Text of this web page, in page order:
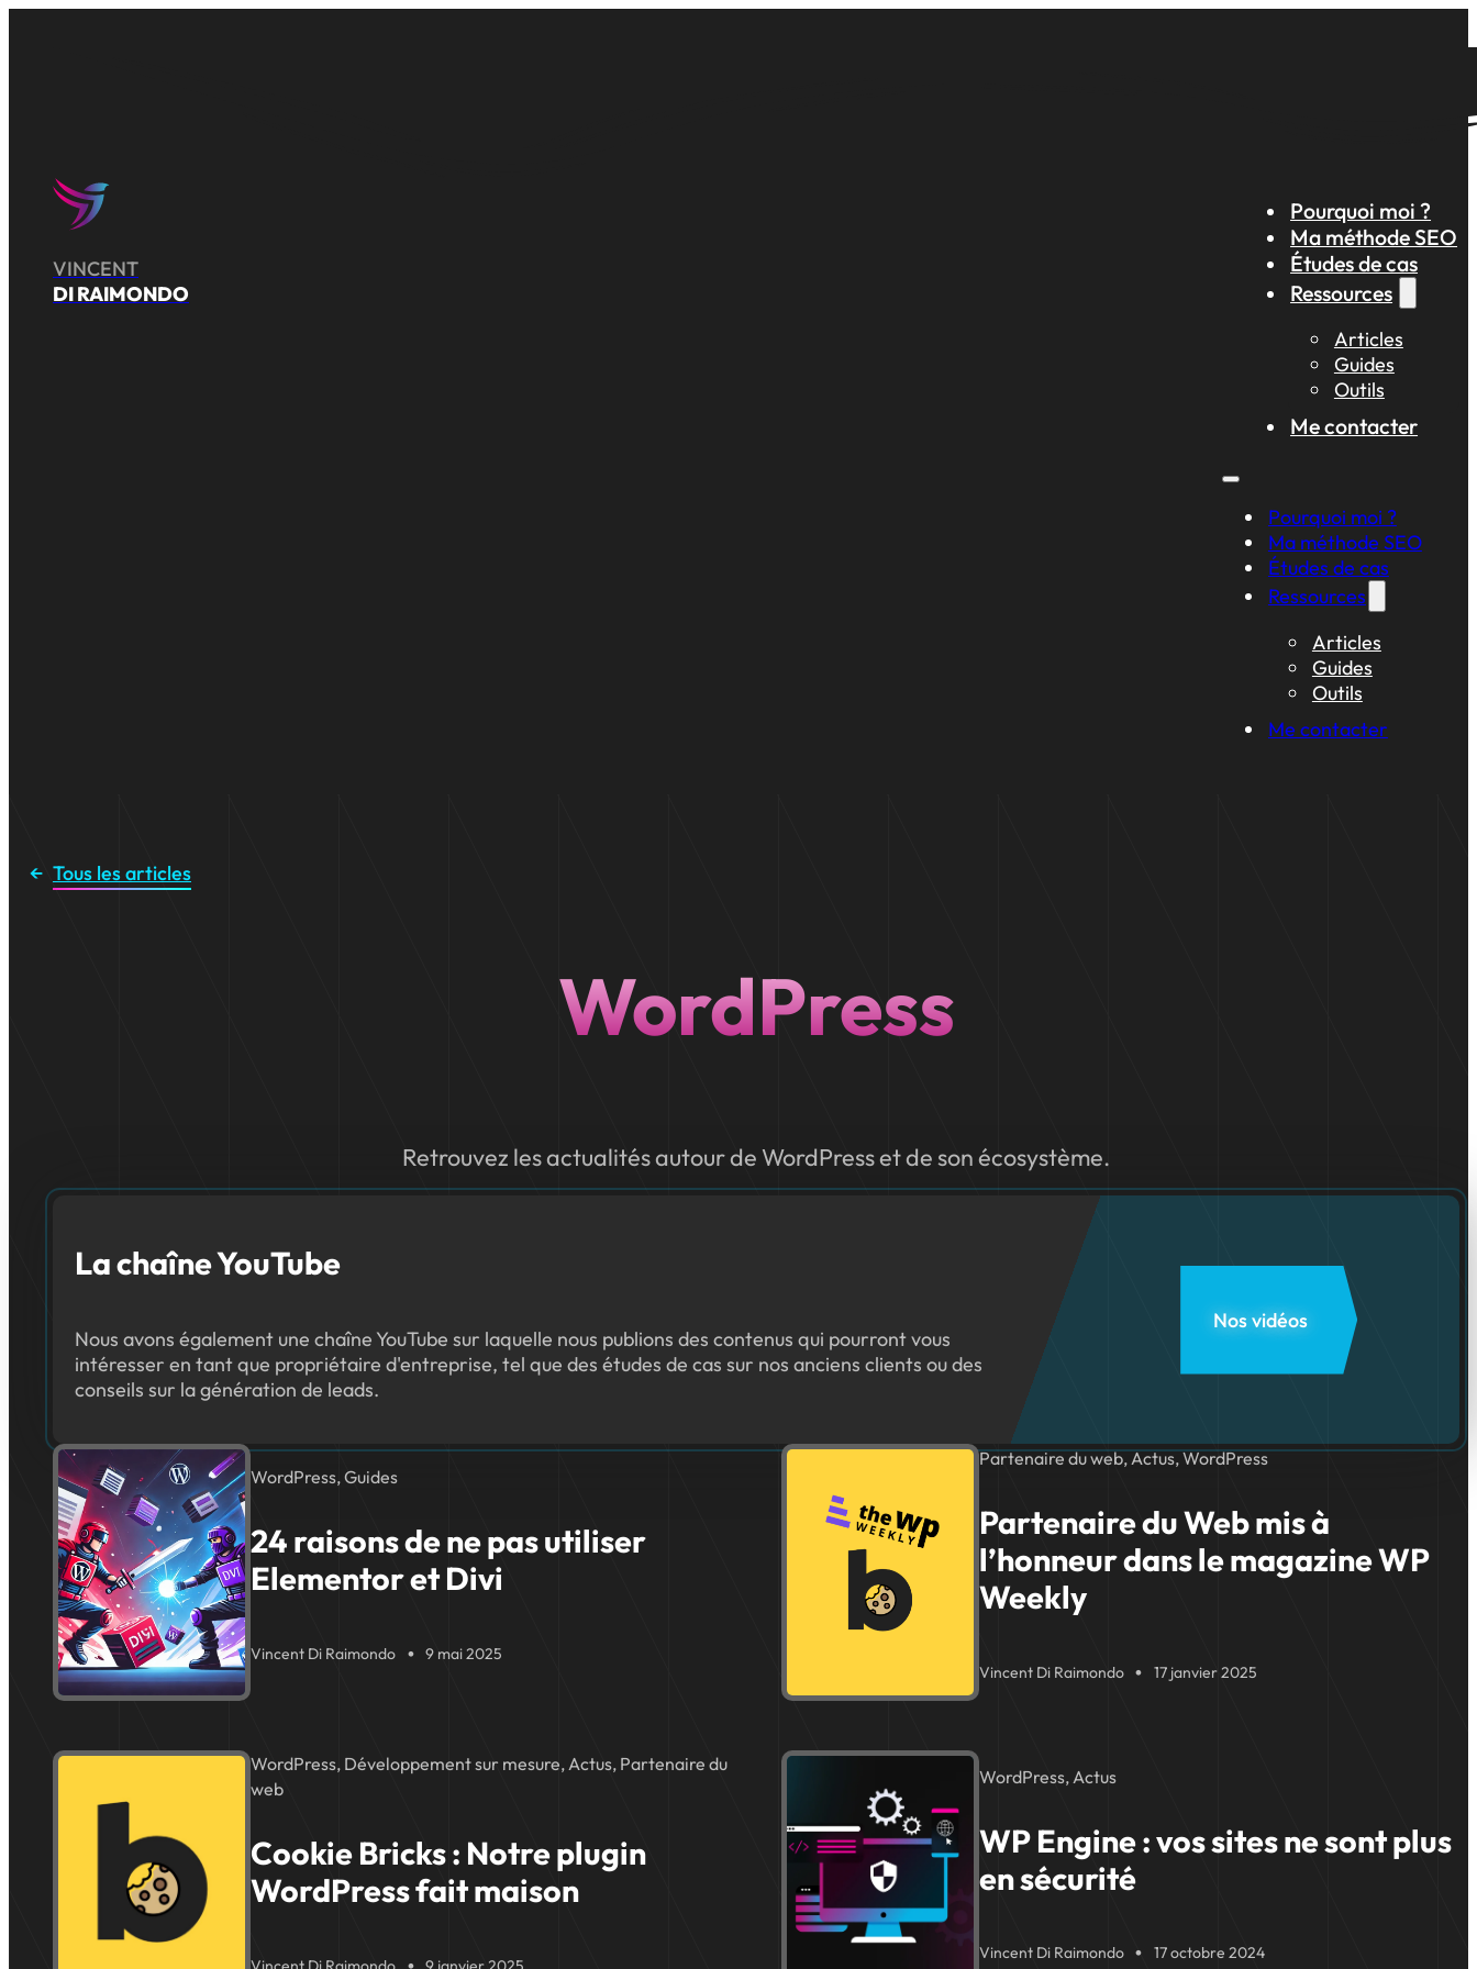
VINCENT
DI RAIMONDO
Pourquoi moi ?
Ma méthode SEO
Études de cas
Ressources
Articles
Guides
Outils
Me contacter
Pourquoi moi ?
Ma méthode SEO
Études de cas
Ressources
Articles
Guides
Outils
Me contacter
WordPress
Retrouvez les actualités autour de WordPress et de son écosystème.
Tous les articles
La chaîne YouTube
Nous avons également une chaîne YouTube sur laquelle nous publions des contenus qui pourront vous
intéresser en tant que propriétaire d'entreprise, tel que des études de cas sur nos anciens clients ou des
conseils sur la génération de leads.
Nos vidéos
WordPress, Guides
24 raisons de ne pas utiliser
Elementor et Divi
Vincent Di Raimondo 9 mai 2025
Partenaire du web, Actus, WordPress
Partenaire du Web mis à
l’honneur dans le magazine WP
Weekly
Vincent Di Raimondo 17 janvier 2025
WordPress, Développement sur mesure, Actus, Partenaire du
web
Cookie Bricks : Notre plugin
WordPress fait maison
WordPress, Actus
WP Engine : vos sites ne sont plus
en sécurité
Vincent Di Raimondo 17 octobre 2024